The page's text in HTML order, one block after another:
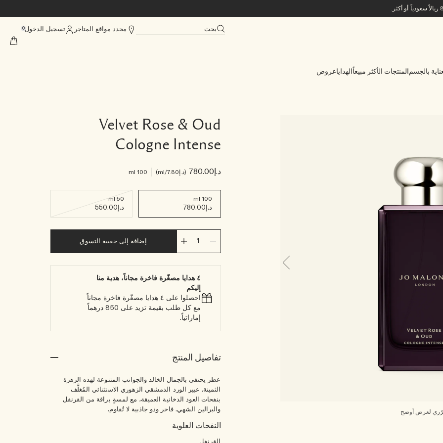
بحث محدد مواقع المتاجر تسجيل الدخول0
بالجسم المنتجات الأكثر مبيعاً الهداياعروض
Velvet Rose & Oud
Cologne Intense
لعرض أوضح
د.إ780.00 د.إ7.80 /ml
100 ml
100 ml
د.إ780.00
50 ml
د.إ550.00
إضافة إلى حقيبة التسوق
٤ هدايا مصغّرة فاخرة مجاناً، هدية منا
إليكم
احصلوا على ٤ هدايا مصغّرة فاخرة مجاناً
مع كل طلب بقيمة تزيد على 850 درهماً
إماراتياً.
تفاصيل المنتج
عطر يحتفي بالجمال الخالد والجوانب المتنوعة لهذه الزهرة
الثمينة. عبير الورد الدمشقي الزهوري الاستثنائي المُغلَّف
بنفحات العود الدخانية العميقة، مع لمسةٍ براقة من القرنفل
والبرالين الشهي. فاخر وذو جاذبية لا تُقاوم.
النفحات العلوية